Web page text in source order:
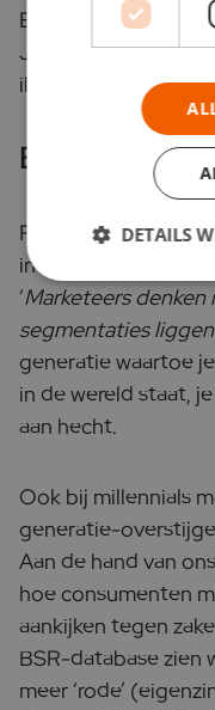
En ik heb meer
Jessica (Boomers II
ik – enthousiast
BSR model
RTL-Z journalist
in DWDD- onlangs
‘Marketeers
segmentaties
generatie waartoe
in de wereld staat,
aan hecht.
Ook bij millennials
generatie-
Aan de hand van
hoe consumenten
aankijken tegen
BSR-database zien
meer ‘rode’
DETAILS